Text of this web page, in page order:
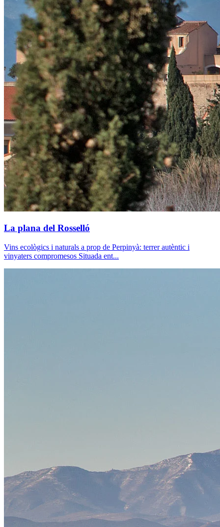
La plana del Rosselló
Vins ecològics i naturals a prop de Perpinyà: terrer autèntic i
vinyaters compromesos Situada ent...